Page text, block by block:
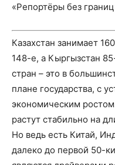
«Репортёры без
Казахстан занимает
148-е, а Кыргызстан
стран – это в
плане государства, с
экономическим
растут стабильно на
Но ведь есть Китай,
далеко до первой 50-